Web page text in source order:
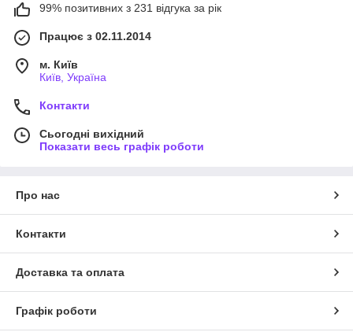
99% позитивних з 231 відгука за рік
Працює з 02.11.2014
м. Київ
Київ, Україна
Контакти
Сьогодні вихідний
Показати весь графік роботи
Про нас
Контакти
Доставка та оплата
Графік роботи